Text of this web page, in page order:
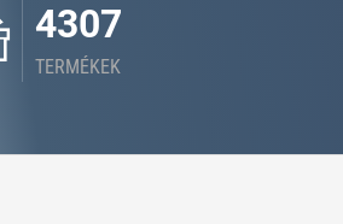
4307
TERMÉKEK